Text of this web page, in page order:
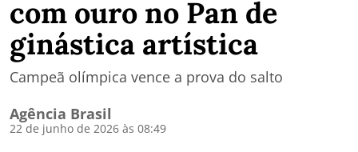
com ouro no Pan de
ginástica artística
Campeã olímpica vence a prova do salto
Agência Brasil
22 de junho de 2026 às 08:49